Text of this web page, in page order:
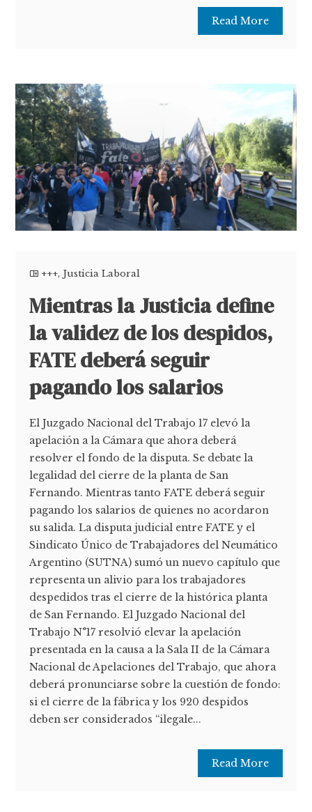
Read More
+++, Justicia Laboral
Mientras la Justicia define
la validez de los despidos,
FATE deberá seguir
pagando los salarios
El Juzgado Nacional del Trabajo 17 elevó la
apelación a la Cámara que ahora deberá
resolver el fondo de la disputa. Se debate la
legalidad del cierre de la planta de San
Fernando. Mientras tanto FATE deberá seguir
pagando los salarios de quienes no acordaron
su salida. La disputa judicial entre FATE y el
Sindicato Único de Trabajadores del Neumático
Argentino (SUTNA) sumó un nuevo capítulo que
representa un alivio para los trabajadores
despedidos tras el cierre de la histórica planta
de San Fernando. El Juzgado Nacional del
Trabajo N°17 resolvió elevar la apelación
presentada en la causa a la Sala II de la Cámara
Nacional de Apelaciones del Trabajo, que ahora
deberá pronunciarse sobre la cuestión de fondo:
si el cierre de la fábrica y los 920 despidos
deben ser considerados “ilegale...
Read More